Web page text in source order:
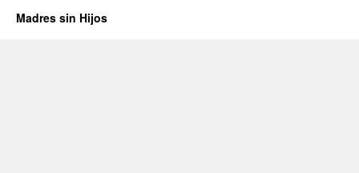
Madres sin Hijos